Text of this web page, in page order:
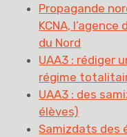
Propagande
KCNA,
du Nord
UAA3 : rédiger
régime
UAA3 : des
élèves)
Samizdats des